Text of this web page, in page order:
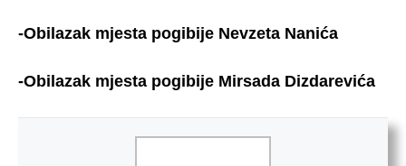
-Obilazak mjesta pogibije Nevzeta Nanića
-Obilazak mjesta pogibije Mirsada Dizdarevića